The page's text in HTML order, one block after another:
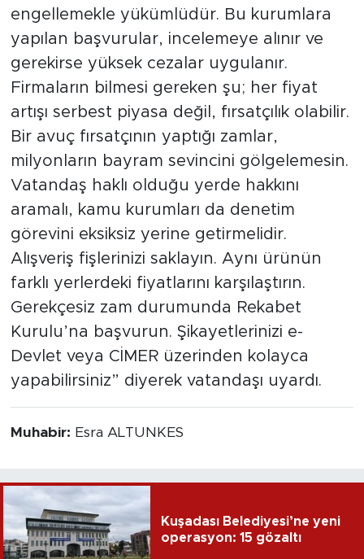
engellemekle yükümlüdür. Bu kurumlara
yapılan başvurular, incelemeye alınır ve
gerekirse yüksek cezalar uygulanır.
Firmaların bilmesi gereken şu; her fiyat
artışı serbest piyasa değil, fırsatçılık olabilir.
Bir avuç fırsatçının yaptığı zamlar,
milyonların bayram sevincini gölgelemesin.
Vatandaş haklı olduğu yerde hakkını
aramalı, kamu kurumları da denetim
görevini eksiksiz yerine getirmelidir.
Alışveriş fişlerinizi saklayın. Aynı ürünün
farklı yerlerdeki fiyatlarını karşılaştırın.
Gerekçesiz zam durumunda Rekabet
Kurulu’na başvurun. Şikayetlerinizi e-
Devlet veya CİMER üzerinden kolayca
yapabilirsiniz” diyerek vatandaşı uyardı.
Muhabir: Esra ALTUNKES
Kuşadası Belediyesi’ne yeni
operasyon: 15 gözaltı